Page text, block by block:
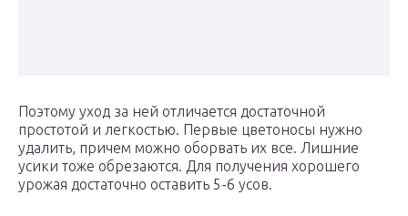
Поэтому уход за ней отличается достаточной
простотой и легкостью. Первые цветоносы нужно
удалить, причем можно оборвать их все. Лишние
усики тоже обрезаются. Для получения хорошего
урожая достаточно оставить 5-6 усов.